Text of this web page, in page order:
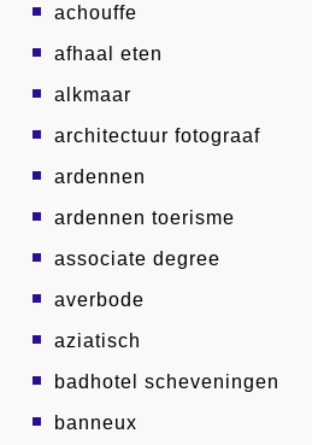
achouffe
afhaal eten
alkmaar
architectuur fotograaf
ardennen
ardennen toerisme
associate degree
averbode
aziatisch
badhotel scheveningen
banneux